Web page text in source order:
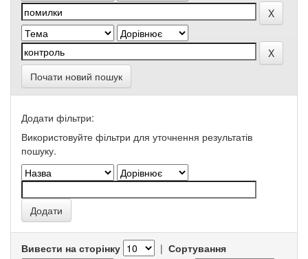
Почати новий пошук
Додати фільтри:
Використовуйте фільтри для уточнення результатів
пошуку.
Вивести на сторінку | Сортування